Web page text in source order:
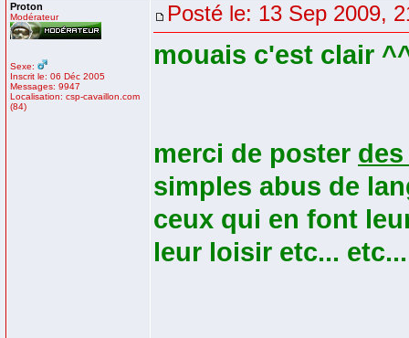
Proton
Modérateur
Sexe:
Inscrit le: 06 Déc 2005
Messages: 9947
Localisation: csp-cavaillon.com
(84)
Posté le: 13 Sep 2009,
mouais c'est clair
merci de poster
simples abus de
ceux qui en font
leur loisir etc... etc...